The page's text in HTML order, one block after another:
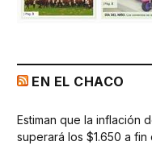
EN EL CHACO
Estiman que la inflación
superará los $1.650 a fin